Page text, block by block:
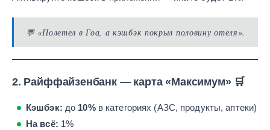
💬 «Полетел в Гоа, а кэшбэк покрыл половину отеля».
2. Райффайзенбанк — карта «Максимум»🛒
Кэшбэк: до 10%в категориях (АЗС, продукты, аптеки)
На всё: 1%